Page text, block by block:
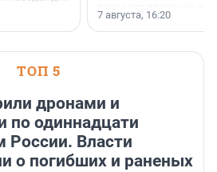
поменялась роль
7 августа, 16:20
ТОП 5
дронами и
по одиннадцати
России. Власти
о погибших и раненых